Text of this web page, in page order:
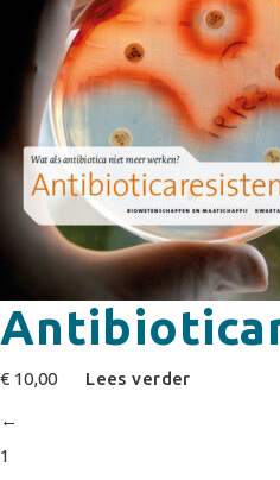
€ 10,00 Lees verder
←
1